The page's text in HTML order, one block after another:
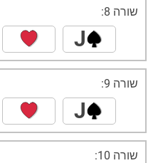
שורה 8:
J
שורה 9:
J
שורה 10: